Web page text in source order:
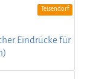
Teisendorf
Eindrücke für